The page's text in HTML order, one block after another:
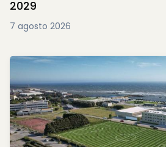
2029
7 agosto 2026